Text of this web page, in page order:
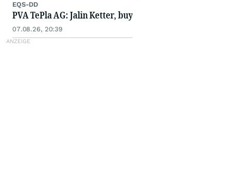
EQS-DD
PVA TePla AG: Jalin Ketter, buy
07.08.26, 20:39